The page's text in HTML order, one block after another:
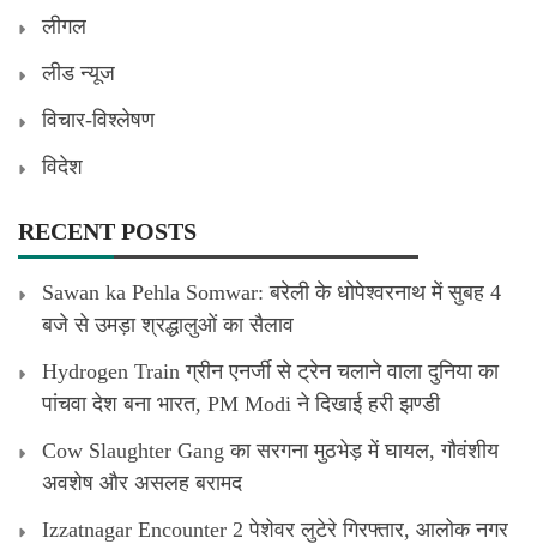
लीगल
लीड न्यूज
विचार-विश्लेषण
विदेश
RECENT POSTS
Sawan ka Pehla Somwar: बरेली के धोपेश्वरनाथ में सुबह 4
बजे से उमड़ा श्रद्धालुओं का सैलाव
Hydrogen Train ग्रीन एनर्जी से ट्रेन चलाने वाला दुनिया का
पांचवा देश बना भारत, PM Modi ने दिखाई हरी झण्डी
Cow Slaughter Gang का सरगना मुठभेड़ में घायल, गौवंशीय
अवशेष और असलह बरामद
Izzatnagar Encounter 2 पेशेवर लुटेरे गिरफ्तार, आलोक नगर